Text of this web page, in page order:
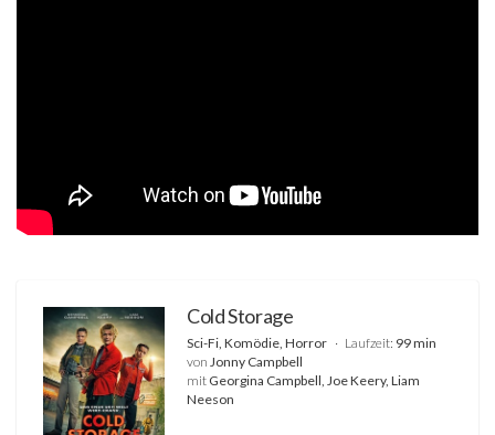
Cold Storage
Sci-Fi, Komödie, Horror Laufzeit: 99 min
von Jonny Campbell
mit Georgina Campbell, Joe Keery, Liam
Neeson